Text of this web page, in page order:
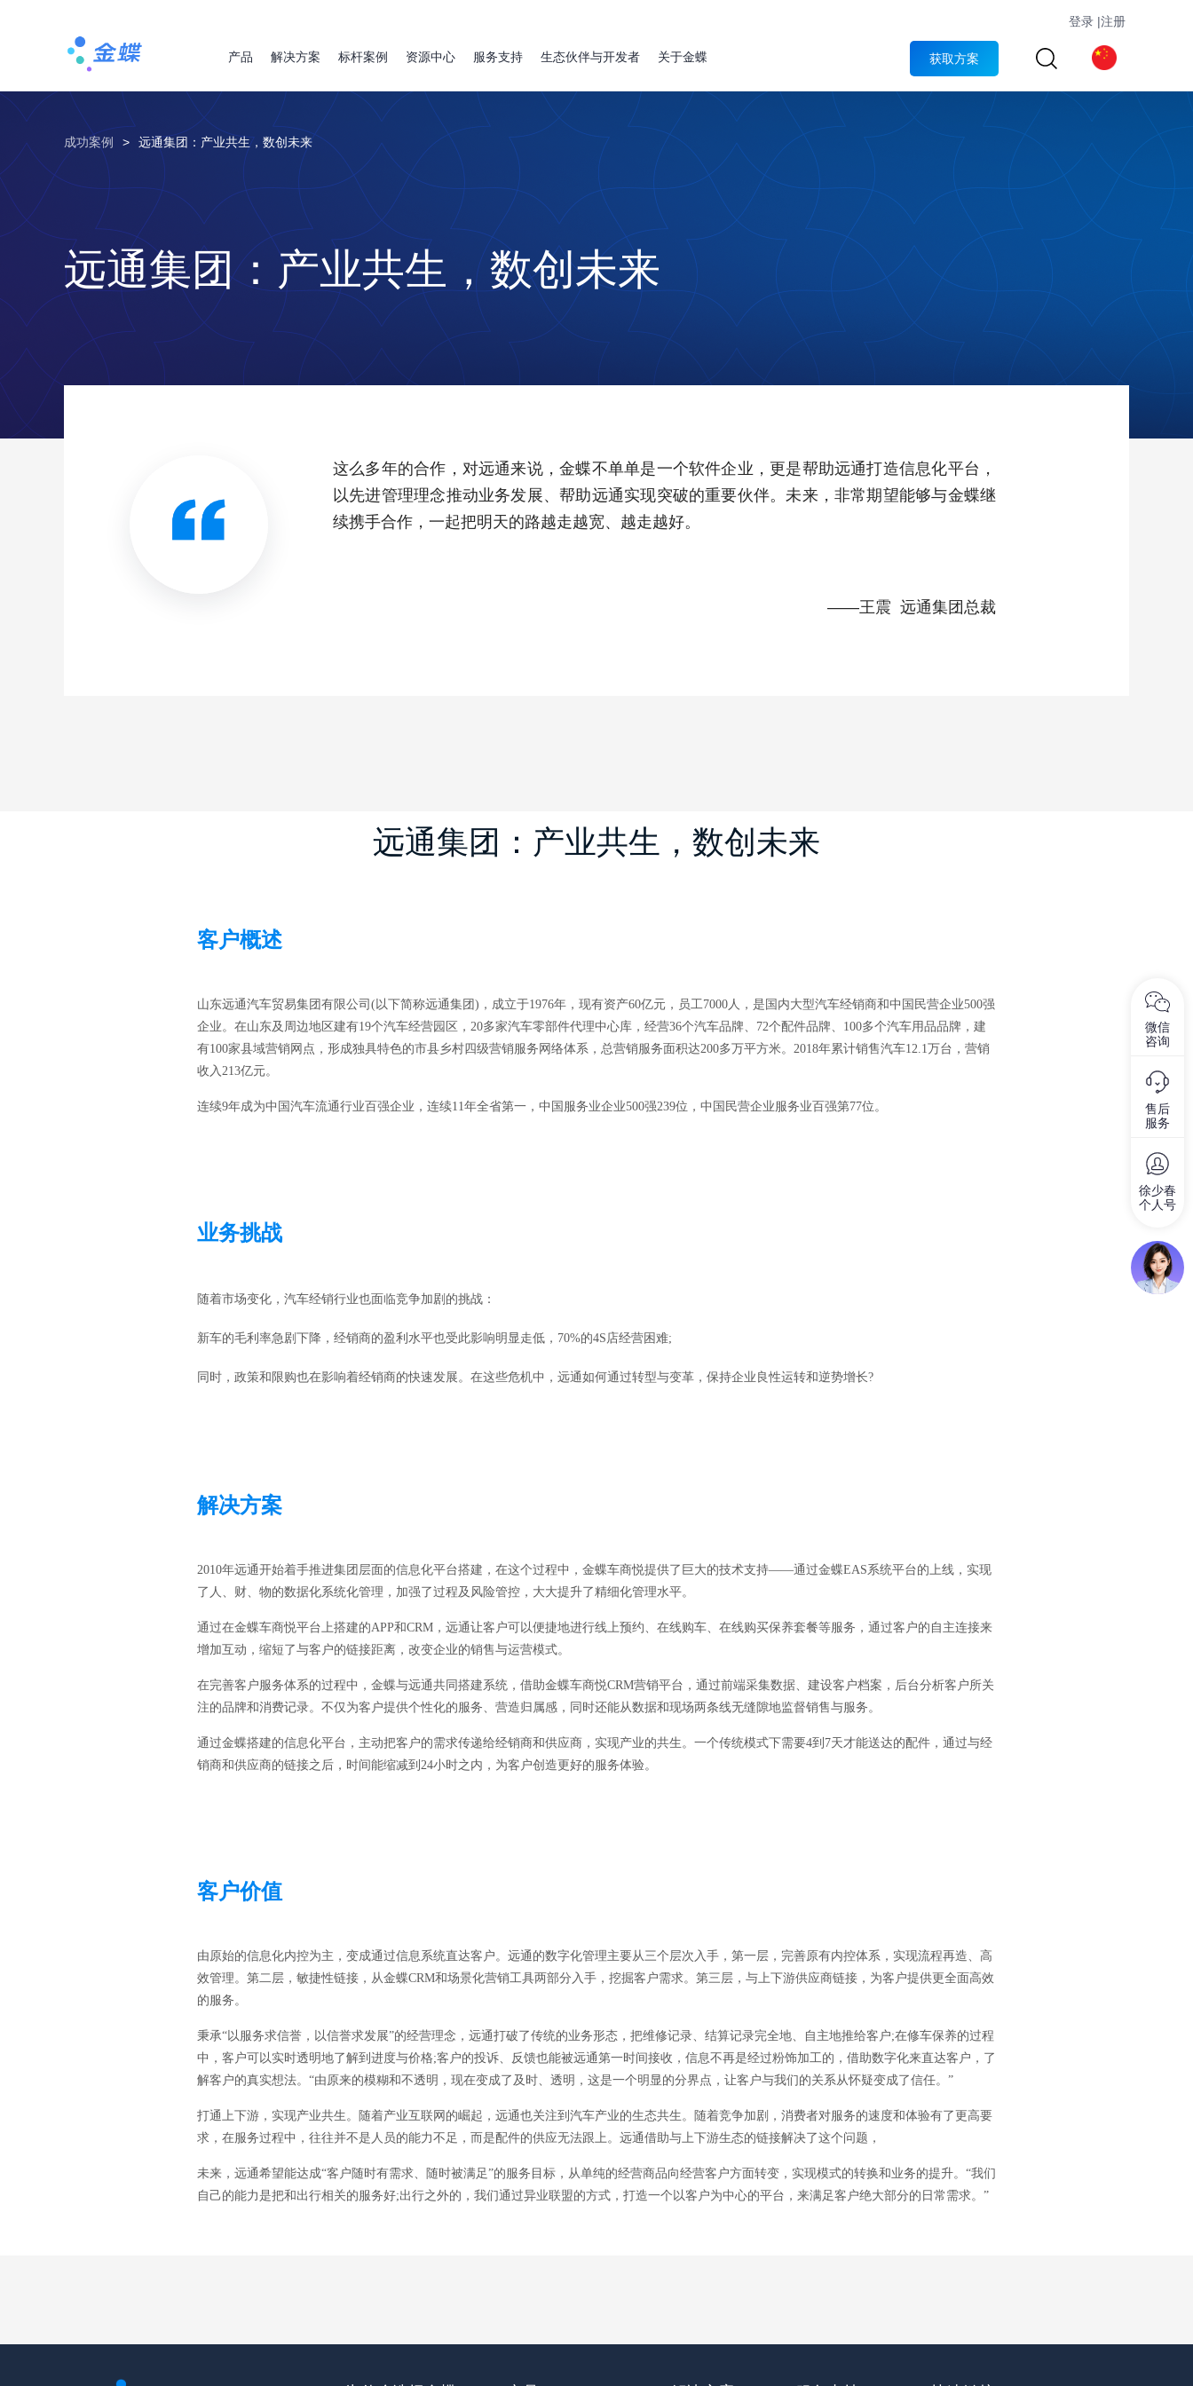
登录 |注册
产品 解决方案 标杆案例 资源中心 服务支持 生态伙伴与开发者 关于金蝶 获取方案
成功案例 > 远通集团：产业共生，数创未来
远通集团：产业共生，数创未来
这么多年的合作，对远通来说，金蝶不单单是一个软件企业，更是帮助远通打造信息化平台，
以先进管理理念推动业务发展、帮助远通实现突破的重要伙伴。未来，非常期望能够与金蝶继
续携手合作，一起把明天的路越走越宽、越走越好。
——王震 远通集团总裁
远通集团：产业共生，数创未来
客户概述
山东远通汽车贸易集团有限公司(以下简称远通集团)，成立于1976年，现有资产60亿元，员工7000人，是国内大型汽车经销商和中国民营企业500强
企业。在山东及周边地区建有19个汽车经营园区，20多家汽车零部件代理中心库，经营36个汽车品牌、72个配件品牌、100多个汽车用品品牌，建
有100家县域营销网点，形成独具特色的市县乡村四级营销服务网络体系，总营销服务面积达200多万平方米。2018年累计销售汽车12.1万台，营销
收入213亿元。
连续9年成为中国汽车流通行业百强企业，连续11年全省第一，中国服务业企业500强239位，中国民营企业服务业百强第77位。
业务挑战
随着市场变化，汽车经销行业也面临竞争加剧的挑战：
新车的毛利率急剧下降，经销商的盈利水平也受此影响明显走低，70%的4S店经营困难;
同时，政策和限购也在影响着经销商的快速发展。在这些危机中，远通如何通过转型与变革，保持企业良性运转和逆势增长?
解决方案
2010年远通开始着手推进集团层面的信息化平台搭建，在这个过程中，金蝶车商悦提供了巨大的技术支持——通过金蝶EAS系统平台的上线，实现
了人、财、物的数据化系统化管理，加强了过程及风险管控，大大提升了精细化管理水平。
通过在金蝶车商悦平台上搭建的APP和CRM，远通让客户可以便捷地进行线上预约、在线购车、在线购买保养套餐等服务，通过客户的自主连接来
增加互动，缩短了与客户的链接距离，改变企业的销售与运营模式。
在完善客户服务体系的过程中，金蝶与远通共同搭建系统，借助金蝶车商悦CRM营销平台，通过前端采集数据、建设客户档案，后台分析客户所关
注的品牌和消费记录。不仅为客户提供个性化的服务、营造归属感，同时还能从数据和现场两条线无缝隙地监督销售与服务。
通过金蝶搭建的信息化平台，主动把客户的需求传递给经销商和供应商，实现产业的共生。一个传统模式下需要4到7天才能送达的配件，通过与经
销商和供应商的链接之后，时间能缩减到24小时之内，为客户创造更好的服务体验。
客户价值
由原始的信息化内控为主，变成通过信息系统直达客户。远通的数字化管理主要从三个层次入手，第一层，完善原有内控体系，实现流程再造、高
效管理。第二层，敏捷性链接，从金蝶CRM和场景化营销工具两部分入手，挖掘客户需求。第三层，与上下游供应商链接，为客户提供更全面高效
的服务。
秉承“以服务求信誉，以信誉求发展”的经营理念，远通打破了传统的业务形态，把维修记录、结算记录完全地、自主地推给客户;在修车保养的过程
中，客户可以实时透明地了解到进度与价格;客户的投诉、反馈也能被远通第一时间接收，信息不再是经过粉饰加工的，借助数字化来直达客户，了
解客户的真实想法。“由原来的模糊和不透明，现在变成了及时、透明，这是一个明显的分界点，让客户与我们的关系从怀疑变成了信任。”
打通上下游，实现产业共生。随着产业互联网的崛起，远通也关注到汽车产业的生态共生。随着竞争加剧，消费者对服务的速度和体验有了更高要
求，在服务过程中，往往并不是人员的能力不足，而是配件的供应无法跟上。远通借助与上下游生态的链接解决了这个问题，
未来，远通希望能达成“客户随时有需求、随时被满足”的服务目标，从单纯的经营商品向经营客户方面转变，实现模式的转换和业务的提升。“我们
自己的能力是把和出行相关的服务好;出行之外的，我们通过异业联盟的方式，打造一个以客户为中心的平台，来满足客户绝大部分的日常需求。”
微信
咨询
售后
服务
徐少春
个人号